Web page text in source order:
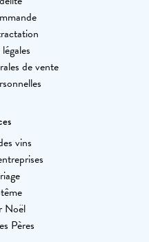
de vente
vins
Noël
Pères